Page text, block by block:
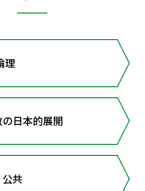
理
日本的展開
共